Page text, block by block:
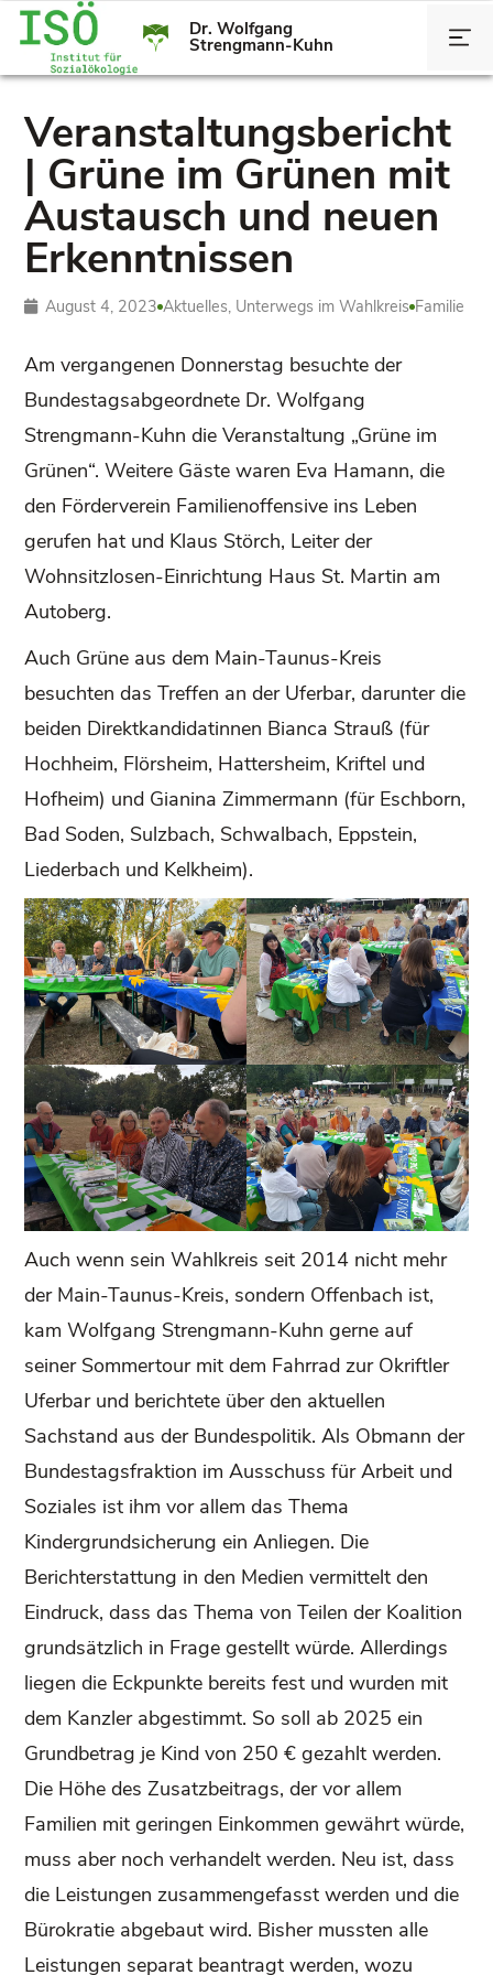
Dr. Wolfgang
Strengmann-Kuhn
Veranstaltungsbericht
| Grüne im Grünen mit
Austausch und neuen
Erkenntnissen
August 4, 2023 Aktuelles, Unterwegs im Wahlkreis Familie
Am vergangenen Donnerstag besuchte der
Bundestagsabgeordnete Dr. Wolfgang
Strengmann-Kuhn die Veranstaltung „Grüne im
Grünen“. Weitere Gäste waren Eva Hamann, die
den Förderverein Familienoffensive ins Leben
gerufen hat und Klaus Störch, Leiter der
Wohnsitzlosen-Einrichtung Haus St. Martin am
Autoberg.
Auch Grüne aus dem Main-Taunus-Kreis
besuchten das Treffen an der Uferbar, darunter die
beiden Direktkandidatinnen Bianca Strauß (für
Hochheim, Flörsheim, Hattersheim, Kriftel und
Hofheim) und Gianina Zimmermann (für Eschborn,
Bad Soden, Sulzbach, Schwalbach, Eppstein,
Liederbach und Kelkheim).
Auch wenn sein Wahlkreis seit 2014 nicht mehr
der Main-Taunus-Kreis, sondern Offenbach ist,
kam Wolfgang Strengmann-Kuhn gerne auf
seiner Sommertour mit dem Fahrrad zur Okriftler
Uferbar und berichtete über den aktuellen
Sachstand aus der Bundespolitik. Als Obmann der
Bundestagsfraktion im Ausschuss für Arbeit und
Soziales ist ihm vor allem das Thema
Kindergrundsicherung ein Anliegen. Die
Berichterstattung in den Medien vermittelt den
Eindruck, dass das Thema von Teilen der Koalition
grundsätzlich in Frage gestellt würde. Allerdings
liegen die Eckpunkte bereits fest und wurden mit
dem Kanzler abgestimmt. So soll ab 2025 ein
Grundbetrag je Kind von 250 € gezahlt werden.
Die Höhe des Zusatzbeitrags, der vor allem
Familien mit geringen Einkommen gewährt würde,
muss aber noch verhandelt werden. Neu ist, dass
die Leistungen zusammengefasst werden und die
Bürokratie abgebaut wird. Bisher mussten alle
Leistungen separat beantragt werden, wozu